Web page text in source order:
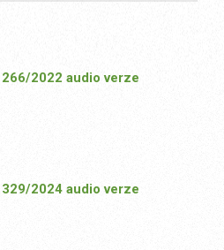
2022 audio verze
2024 audio verze